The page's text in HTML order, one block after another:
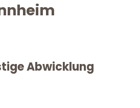
Abwicklung